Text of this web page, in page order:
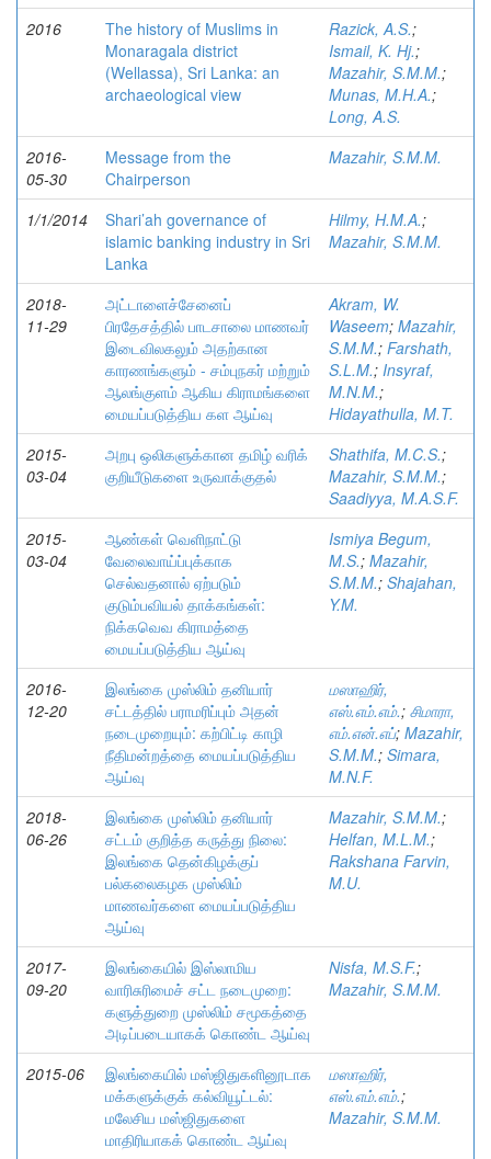
2016
The history of Muslims in
Monaragala district
(Wellassa), Sri Lanka: an
archaeological view
Razick, A.S.;
Ismail, K. Hj.;
Mazahir, S.M.M.;
Munas, M.H.A.;
Long, A.S.
2016-
05-30
Message from the
Chairperson
Mazahir, S.M.M.
1/1/2014
Shari’ah governance of
islamic banking industry in Sri
Lanka
Hilmy, H.M.A.;
Mazahir, S.M.M.
2018-
11-29
அட்டாளைச்சேனைப்
பிரதேசத்தில் பாடசாலை மாணவர்
இடைவிலகலும் அதற்கான
காரணங்களும் - சம்புநகர் மற்றும்
ஆலங்குளம் ஆகிய கிராமங்களை
மையப்படுத்திய கள ஆய்வு
Akram, W.
Waseem; Mazahir,
S.M.M.; Farshath,
S.L.M.; Insyraf,
M.N.M.;
Hidayathulla, M.T.
2015-
03-04
அறபு ஒலிகளுக்கான தமிழ் வரிக்
குறியீடுகளை உருவாக்குதல்
Shathifa, M.C.S.;
Mazahir, S.M.M.;
Saadiyya, M.A.S.F.
2015-
03-04
ஆண்கள் வெளிநாட்டு
வேலைவாய்ப்புக்காக
செல்வதனால் ஏற்படும்
குடும்பவியல் தாக்கங்கள்:
நிக்கவெவ கிராமத்தை
மையப்படுத்திய ஆய்வு
Ismiya Begum,
M.S.; Mazahir,
S.M.M.; Shajahan,
Y.M.
2016-
12-20
இலங்கை முஸ்லிம் தனியார்
சட்டத்தில் பராமரிப்பும் அதன்
நடைமுறையும்: கற்பிட்டி காழி
நீதிமன்றத்தை மையப்படுத்திய
ஆய்வு
மஸாஹிர்,
எஸ்.எம்.எம்.; சிமாரா,
எம்.என்.எப்; Mazahir,
S.M.M.; Simara,
M.N.F.
2018-
06-26
இலங்கை முஸ்லிம் தனியார்
சட்டம் குறித்த கருத்து நிலை:
இலங்கை தென்கிழக்குப்
பல்கலைகழக முஸ்லிம்
மாணவர்களை மையப்படுத்திய
ஆய்வு
Mazahir, S.M.M.;
Helfan, M.L.M.;
Rakshana Farvin,
M.U.
2017-
09-20
இலங்கையில் இஸ்லாமிய
வாரிசுரிமைச் சட்ட நடைமுறை:
களுத்துறை முஸ்லிம் சமூகத்தை
அடிப்படையாகக் கொண்ட ஆய்வு
Nisfa, M.S.F.;
Mazahir, S.M.M.
2015-06
இலங்கையில் மஸ்ஜிதுகளினூடாக
மக்களுக்குக் கல்வியூட்டல்:
மலேசிய மஸ்ஜிதுகளை
மாதிரியாகக் கொண்ட ஆய்வு
மஸாஹிர்,
எஸ்.எம்.எம்.;
Mazahir, S.M.M.